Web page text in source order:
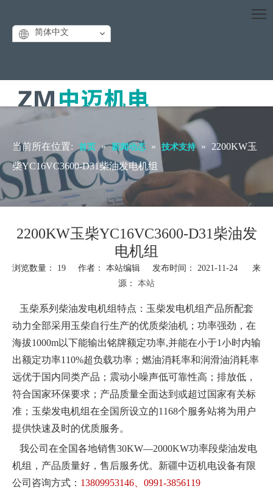
简体中文
当前所在位置: 首页 » 新闻动态 » 技术支持 »
2200KW玉
柴YC16VC3600-D31柴油发电机组
2200KW玉柴YC16VC3600-D31柴油发
电机组
浏览数量： 19 作者： 本站编辑 发布时间： 2021-11-24 来
源： 本站
玉柴系列柴油发电机组特点：玉柴发电机组产品所配套
动力全部采用玉柴自行生产的优质柴油机；功率强劲，在
海拔1000m以下能输出铭牌额定功率,并能在小于1小时内输
出额定功率110%超负载功率；燃油消耗率和润滑油消耗率
远优于国内同类产品；震动小噪声低可靠性高；排放低，
符合国家环保要求；产品质量全面达到或超过国家有关标
准；玉柴发电机组在全国所设立的1168个服务站将为用户
提供快速及时的优质服务。
我公司在全国各地销售30KW—2000KW功率段柴油发电
机组，产品质量好，售后服务优。新疆中迈机电设备有限
公司咨询方式： 13809953146、0991-3856119